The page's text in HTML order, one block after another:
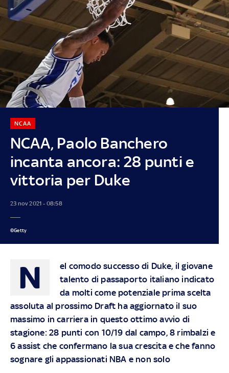
NCAA, Paolo Banchero
incanta ancora: 28 punti e
vittoria per Duke
NCAA
23 nov 2021 - 08:58
©Getty
N
el comodo successo di Duke, il giovane
talento di passaporto italiano indicato
da molti come potenziale prima scelta
assoluta al prossimo Draft ha aggiornato il suo
massimo in carriera in questo ottimo avvio di
stagione: 28 punti con 10/19 dal campo, 8 rimbalzi e
6 assist che confermano la sua crescita e che fanno
sognare gli appassionati NBA e non solo